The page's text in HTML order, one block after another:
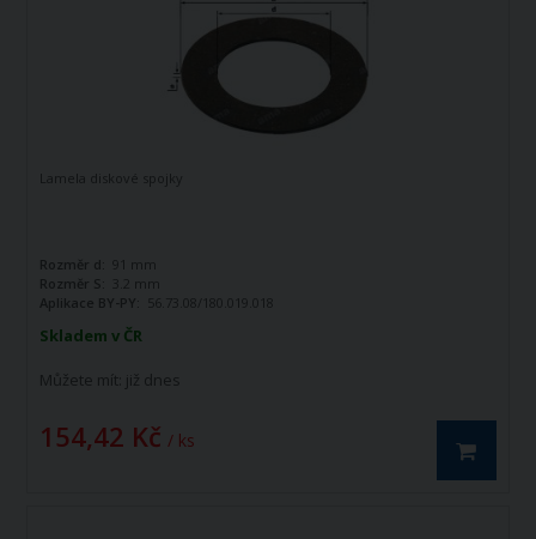
Skladem v ČR
Můžete mít: již dnes
154,42 Kč / ks
Lamela diskové spojky
Rozměr d:
91 mm
Rozměr S:
3.2 mm
Aplikace BY-PY:
56.73.08/180.019.018